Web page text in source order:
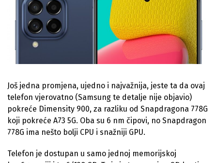
Još jedna promjena, ujedno i najvažnija, jeste ta da ovaj
telefon vjerovatno (Samsung te detalje nije objavio)
pokreće Dimensity 900, za razliku od Snapdragona 778G
koji pokreće A73 5G. Oba su 6 nm čipovi, no Snapdragon
778G ima nešto bolji CPU i snažniji GPU.
Telefon je dostupan u samo jednoj memorijskoj